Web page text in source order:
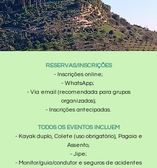
RESERVAS/INSCRIÇÕES
- Inscrições online;
- WhatsApp;
- Via email (recomendada para grupos
organizados);
- Inscrições antecipadas.
TODOS OS EVENTOS INCLUEM
- Kayak duplo, Colete (uso obrigatório), Pagaia e
Assento;
- Jipe;
- Monitor/guia/condutor e seguros de acidentes